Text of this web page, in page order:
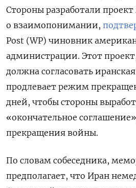
Стороны разработали
о взаимопонимании,
Post (WP) чиновник
администрации. Этот
должна согласовать
продлевает режим
дней, чтобы стороны
«окончательное
прекращения войны.
По словам собеседника,
предполагает, что Иран